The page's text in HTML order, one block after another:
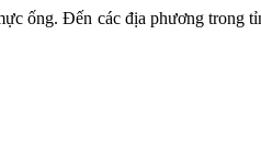
ống. Đến các địa phương trong